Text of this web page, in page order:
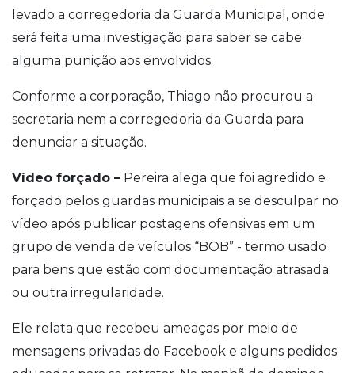
levado a corregedoria da Guarda Municipal, onde
será feita uma investigação para saber se cabe
alguma punição aos envolvidos.
Conforme a corporação, Thiago não procurou a
secretaria nem a corregedoria da Guarda para
denunciar a situação.
Vídeo forçado – Pereira alega que foi agredido e
forçado pelos guardas municipais a se desculpar no
vídeo após publicar postagens ofensivas em um
grupo de venda de veículos “BOB” - termo usado
para bens que estão com documentação atrasada
ou outra irregularidade.
Ele relata que recebeu ameaças por meio de
mensagens privadas do Facebook e alguns pedidos